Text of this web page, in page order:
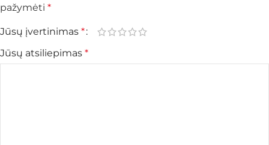
pažymėti *
Jūsų įvertinimas *
Jūsų atsiliepimas *